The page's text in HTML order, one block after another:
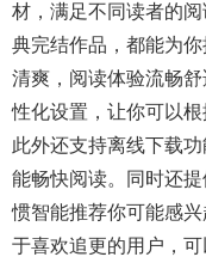
材，满足不同读者的
典完结作品，都能为
清爽，阅读体验流畅
性化设置，让你可以根
此外还支持离线下载
能畅快阅读。同时还
惯智能推荐你可能感
于喜欢追更的用户，